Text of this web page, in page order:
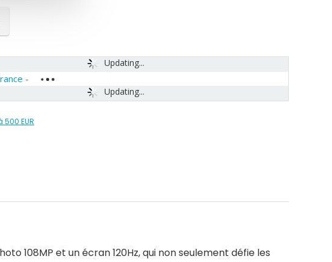
Updating...
Updating...
-
500 EUR
108MP et un écran 120Hz, qui non seulement défie les